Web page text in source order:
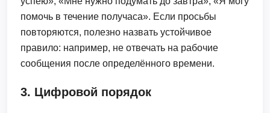
помочь в течение получаса». Если просьбы
повторяются, полезно назвать устойчивое
правило: например, не отвечать на рабочие
сообщения после определённого времени.
3. Цифровой порядок